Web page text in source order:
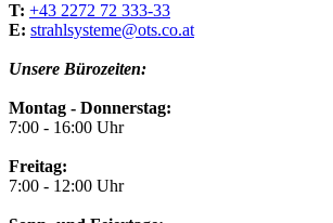
T: +43 2272 72 333-33
E: strahlsysteme@ots.co.at
Unsere Bürozeiten:
Montag - Donnerstag:
7:00 - 16:00 Uhr
Freitag:
7:00 - 12:00 Uhr